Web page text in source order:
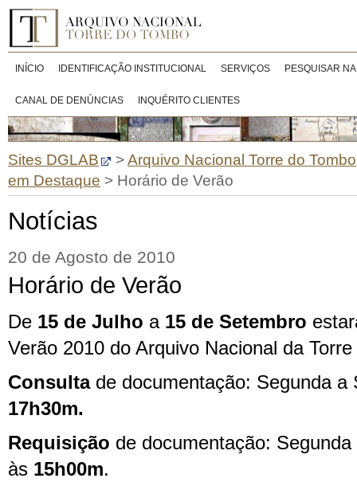
INÍCIO IDENTIFICAÇÃO INSTITUCIONAL SERVIÇOS PESQUISAR
CANAL DE DENÚNCIAS INQUÉRITO CLIENTES
Sites DGLAB >Arquivo Nacional Torre do Tombo
em Destaque > Horário de Verão
Notícias
20 de Agosto de 2010
Horário de Verão
De 15 de Julho a 15 de Setembro
Verão 2010 do Arquivo Nacional da
Consultade documentação: Segunda a
17h30m.
Requisição de documentação:
às 15h00m.